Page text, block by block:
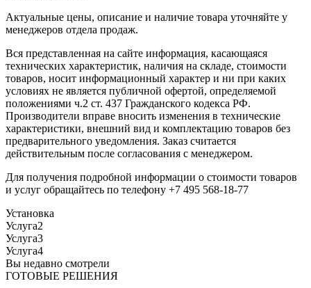
Актуальные цены, описание и наличие товара уточняйте у
менеджеров отдела продаж.
Вся представленная на сайте информация, касающаяся
технических характеристик, наличия на складе, стоимости
товаров, носит информационный характер и ни при каких
условиях не является публичной офертой, определяемой
положениями ч.2 ст. 437 Гражданского кодекса РФ.
Производители вправе вносить изменения в технические
характеристики, внешний вид и комплектацию товаров без
предварительного уведомления. Заказ считается
действительным после согласования с менеджером.
Для получения подробной информации о стоимости товаров
и услуг обращайтесь по телефону +7 495 568-18-77
Установка
Услуга2
Услуга3
Услуга4
Вы недавно смотрели
ГОТОВЫЕ РЕШЕНИЯ